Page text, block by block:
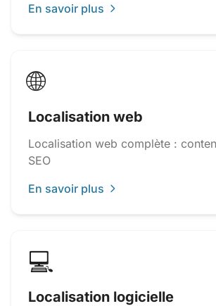
En savoir plus
🌐
Localisation web
Localisation web complète :
SEO
En savoir plus
💻
Localisation logicielle